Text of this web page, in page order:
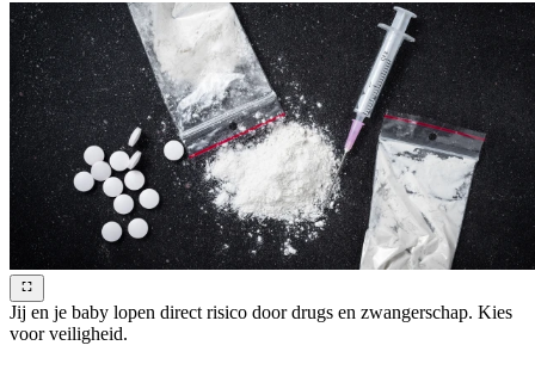
Jij en je baby lopen direct risico door drugs en zwangerschap. Kies
voor veiligheid.